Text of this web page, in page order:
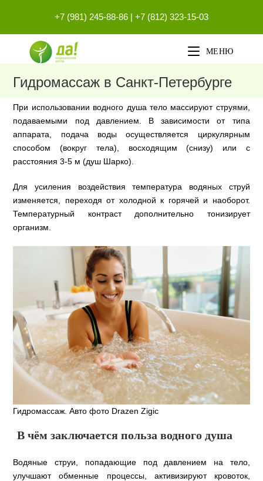
содержимому
+7 (981) 245-88-86 | +7 (812) 323-15-03
МЕНЮ
Гидромассаж в Санкт-Петербурге
При использовании водного душа тело массируют струями,
подаваемыми под давлением. В зависимости от типа
аппарата, подача воды осуществляется циркулярным
способом (вокруг тела), восходящим (снизу) или с
расстояния 3-5 м (душ Шарко).
Для усиления воздействия температура водяных струй
изменяется, переходя от холодной к горячей и наоборот.
Температурный контраст дополнительно тонизирует
организм.
Гидромассаж. Авто фото Drazen Zigic
В чём заключается польза водного душа
Водяные струи, попадающие под давлением на тело,
улучшают обменные процессы, активизируют кровоток,